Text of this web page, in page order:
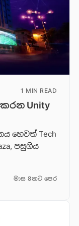
1 MIN READ
Unity
හෙවත් Tech
පසුගිය
මාස 8කට පෙර